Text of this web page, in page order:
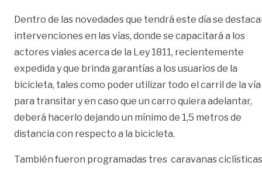
Dentro de las novedades que tendrá este día se
intervenciones en las vías, donde se capacitará a los
actores viales acerca de la Ley 1811, recientemente
expedida y que brinda garantías a los usuarios de la
bicicleta, tales como poder utilizar todo el carril de la vía
para transitar y en caso que un carro quiera adelantar,
deberá hacerlo dejando un mínimo de 1,5 metros de
distancia con respecto a la bicicleta.
También fueron programadas tres caravanas ciclísticas